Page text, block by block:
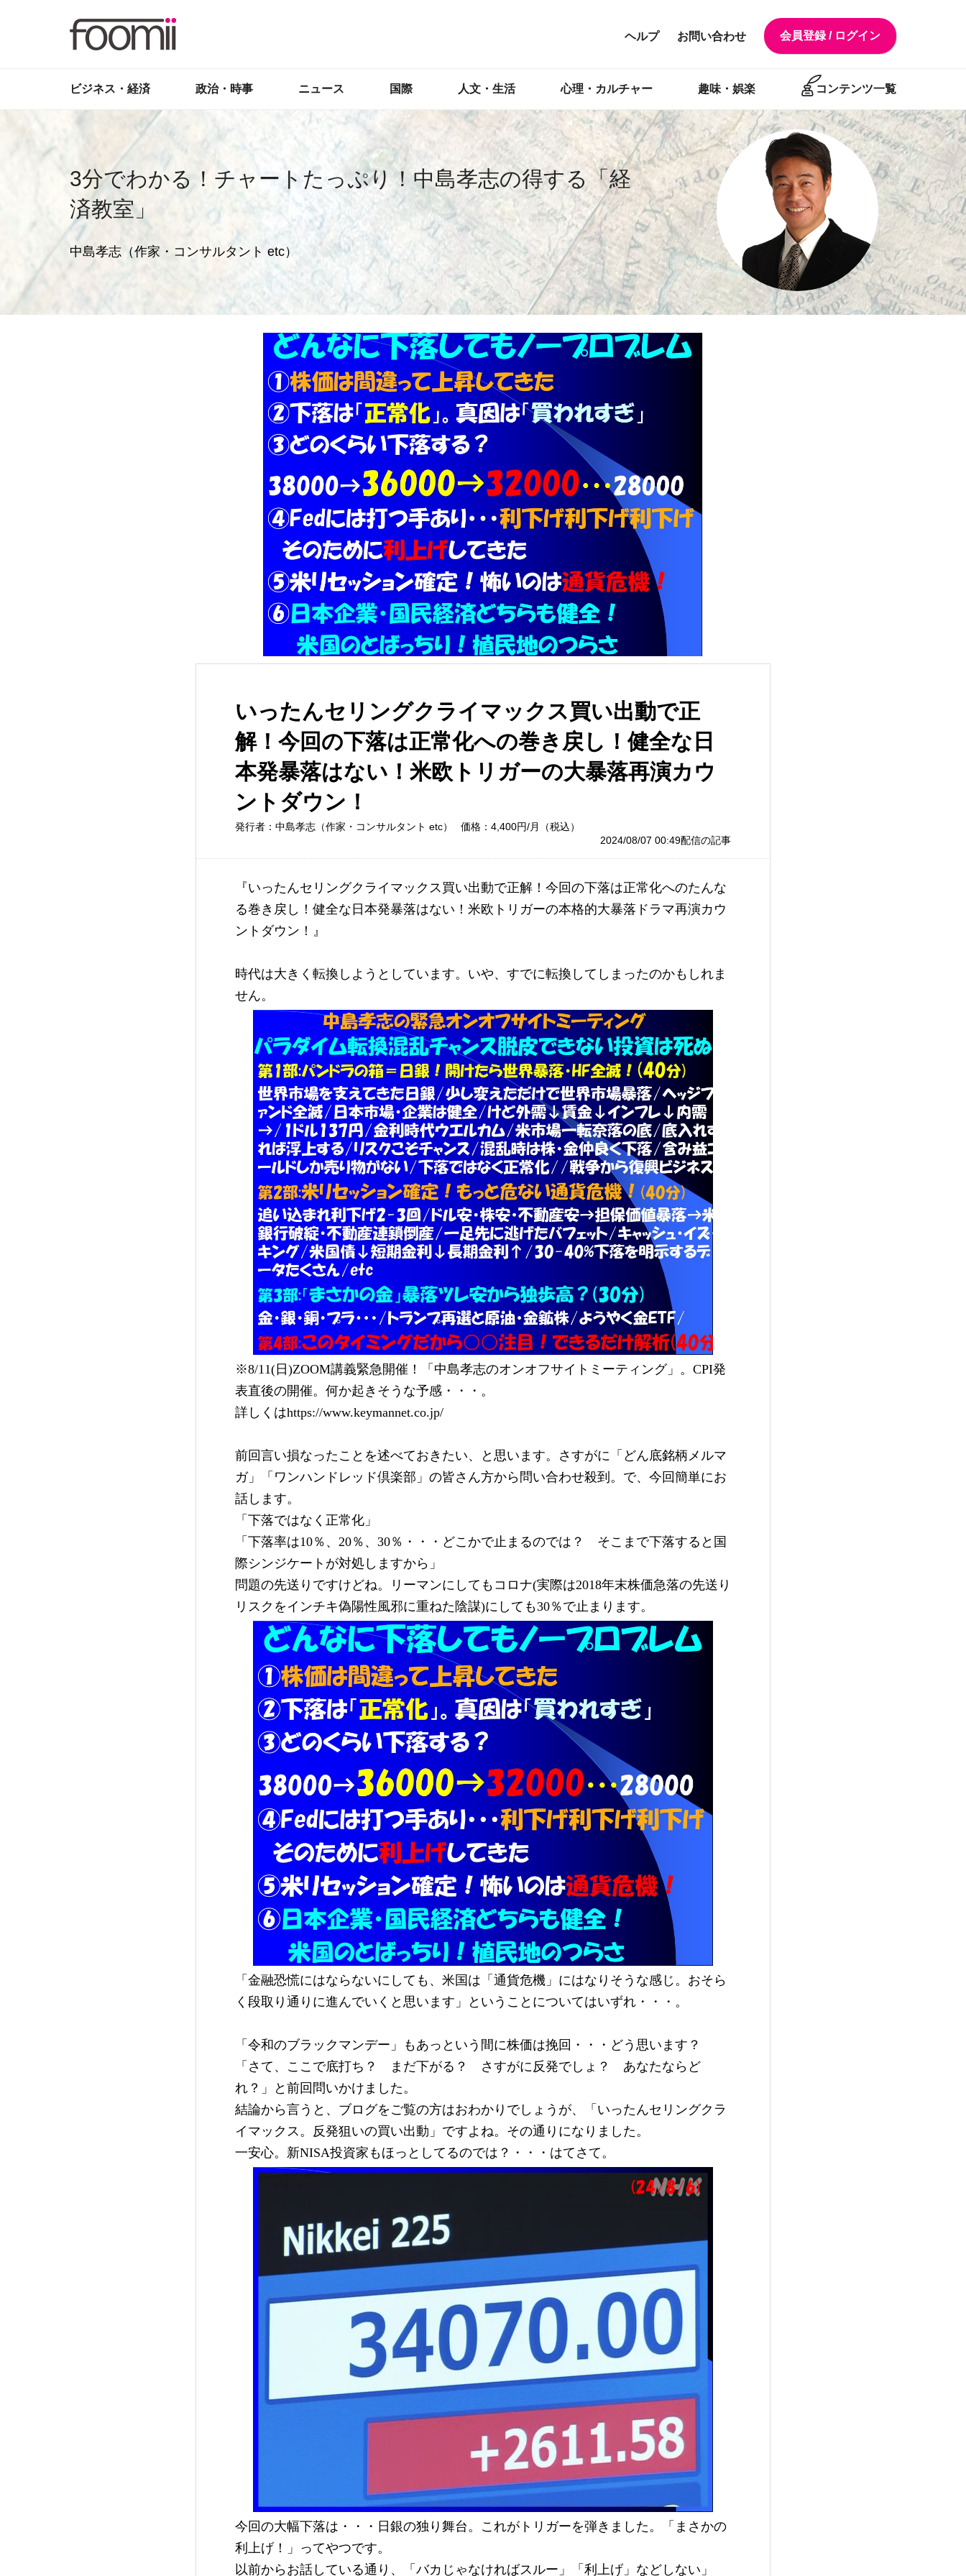
会員登録 / ログイン
お問い合わせ
ヘルプ
ビジネス・経済 政治・時事 ニュース 国際 人文・生活 心理・カルチャー 趣味・娯楽 コンテンツ一覧
3分でわかる！チャートたっぷり！中島孝志の得する「経
済教室」
中島孝志（作家・コンサルタント etc）
いったんセリングクライマックス買い出動で正
解！今回の下落は正常化への巻き戻し！健全な日
本発暴落はない！米欧トリガーの大暴落再演カウ
ントダウン！
発行者：中島孝志（作家・コンサルタント etc）
価格：4,400円/月（税込）
2024/08/07 00:49配信の記事
『いったんセリングクライマックス買い出動で正解！今回の下落は正常化へのたんな
る巻き戻し！健全な日本発暴落はない！米欧トリガーの本格的大暴落ドラマ再演カウ
ントダウン！』
時代は大きく転換しようとしています。いや、すでに転換してしまったのかもしれま
せん。
※8/11(日)ZOOM講義緊急開催！「中島孝志のオンオフサイトミーティング」。CPI発
表直後の開催。何か起きそうな予感・・・。
詳しくはhttps://www.keymannet.co.jp/
前回言い損なったことを述べておきたい、と思います。さすがに「どん底銘柄メルマ
ガ」「ワンハンドレッド倶楽部」の皆さん方から問い合わせ殺到。で、今回簡単にお
話します。
「下落ではなく正常化」
「下落率は10％、20％、30％・・・どこかで止まるのでは？　そこまで下落すると国
際シンジケートが対処しますから」
問題の先送りですけどね。リーマンにしてもコロナ(実際は2018年末株価急落の先送り
リスクをインチキ偽陽性風邪に重ねた陰謀)にしても30％で止まります。
「金融恐慌にはならないにしても、米国は「通貨危機」にはなりそうな感じ。おそら
く段取り通りに進んでいくと思います」ということについてはいずれ・・・。
「令和のブラックマンデー」もあっという間に株価は挽回・・・どう思います？
「さて、ここで底打ち？　まだ下がる？　さすがに反発でしょ？　あなたならど
れ？」と前回問いかけました。
結論から言うと、ブログをご覧の方はおわかりでしょうが、「いったんセリングクラ
イマックス。反発狙いの買い出動」ですよね。その通りになりました。
一安心。新NISA投資家もほっとしてるのでは？・・・はてさて。
今回の大幅下落は・・・日銀の独り舞台。これがトリガーを弾きました。「まさかの
利上げ！」ってやつです。
以前からお話している通り、「バカじゃなければスルー」「利上げ」などしない」